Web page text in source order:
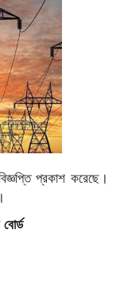
প্রকাশ করেছে।